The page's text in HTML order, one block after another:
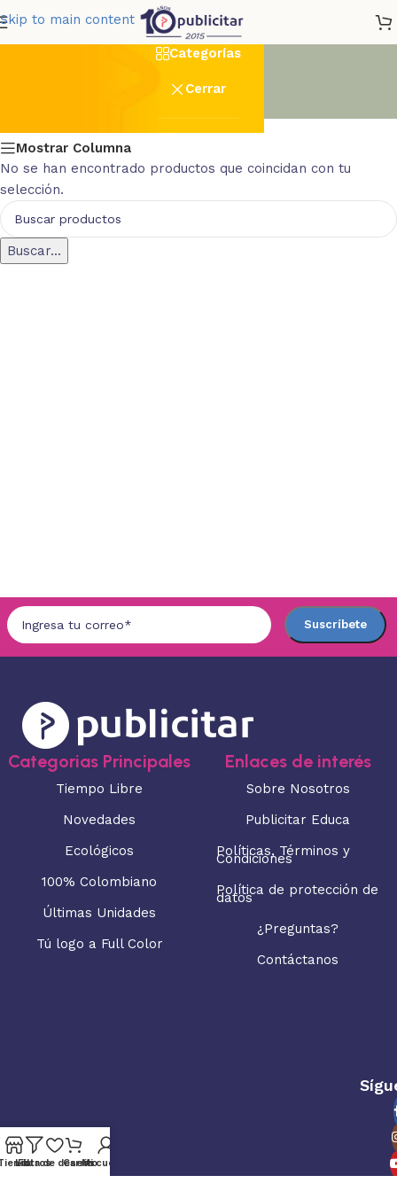
Skip to main content botela
Categorías
Cerrar
Mostrar Columna
No se han encontrado productos que coincidan con tu
selección.
Buscar...
Categorias Principales
Tiempo Libre
Novedades
Ecológicos
100% Colombiano
Últimas Unidades
Tú logo a Full Color
Enlaces de interés
Sobre Nosotros
Publicitar Educa
Políticas, Términos y
Condiciones
Política de protección de
datos
¿Preguntas?
Contáctanos
Filtros
Lista de deseos
CarritoMi cuenta